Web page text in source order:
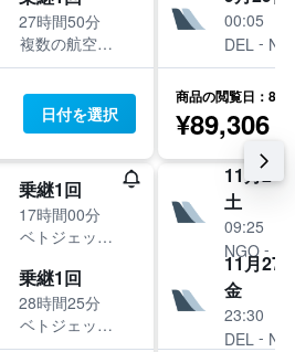
27時間50分
複数の航空会社
日付を選択
乗継1回
17時間00分
ベトジェットエア
乗継1回
28時間25分
ベトジェットエア
00:05
DEL -
商品の閲覧日：8/8
¥89,306
11月21
土
09:25
NGO -
11月27
金
23:30
DEL -